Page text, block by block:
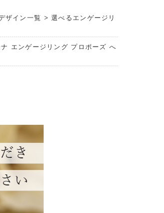
ザイン一覧 >選べるエンゲージリ
エンゲージリング プロポーズ へ